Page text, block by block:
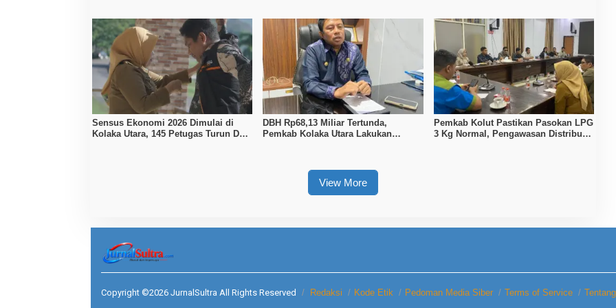
Sensus Ekonomi 2026 Dimulai di
Kolaka Utara, 145 Petugas Turun Data
DBH Rp68,13 Miliar Tertunda,
Pemkab Kolaka Utara Lakukan
Pemkab Kolut Pastikan Pasokan LPG
3 Kg Normal, Pengawasan Distribusi
View More
Copyright ©2026 JurnalSultra All Rights Reserved Redaksi Kode Etik Pedoman Media Siber Terms of Service